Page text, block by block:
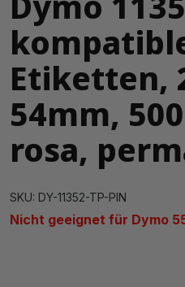
Etiketten,
54mm,
rosa,
SKU: DY-11352-TP-PIN
Nicht geeignet für Dymo